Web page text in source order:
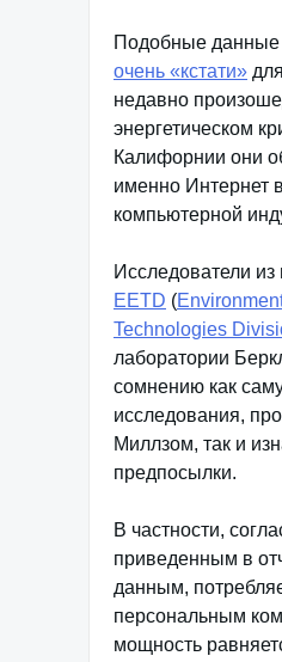
Подобные данные
очень «кстати»
недавно
энергетическом
Калифорнии они
именно Интернет
компьютерной
Исследователи из
EETD (
Technologies
лаборатории
сомнению как
исследования,
Миллзом, так и
предпосылки.
В частности,
приведенным в
данным,
персональным
мощность